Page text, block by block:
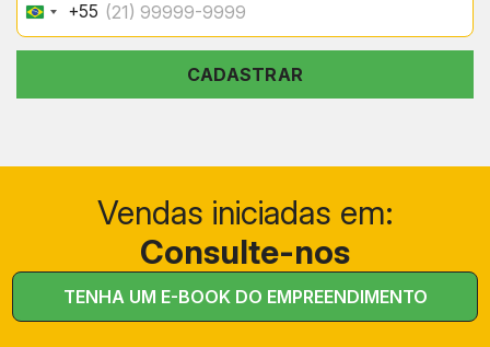
Brazil
+55
+55
CADASTRAR
Vendas iniciadas em:
Consulte-nos
TENHA UM E-BOOK DO EMPREENDIMENTO